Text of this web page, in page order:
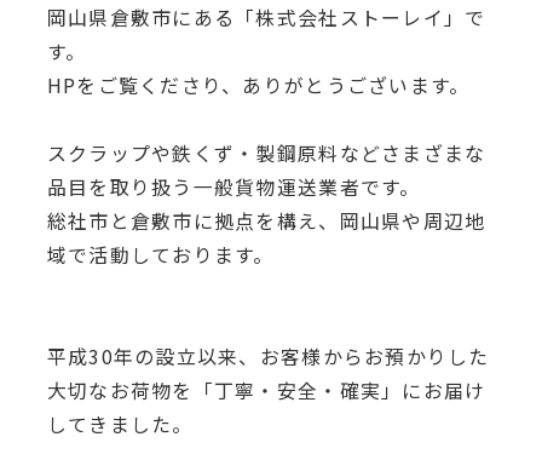
岡山県倉敷市にある「株式会社ストーレイ」で
す。
HPをご覧くださり、ありがとうございます。
スクラップや鉄くず・製鋼原料などさまざまな
品目を取り扱う一般貨物運送業者です。
総社市と倉敷市に拠点を構え、岡山県や周辺地
域で活動しております。
平成30年の設立以来、お客様からお預かりした
大切なお荷物を
「丁寧・安全・確実」にお届け
してきました。